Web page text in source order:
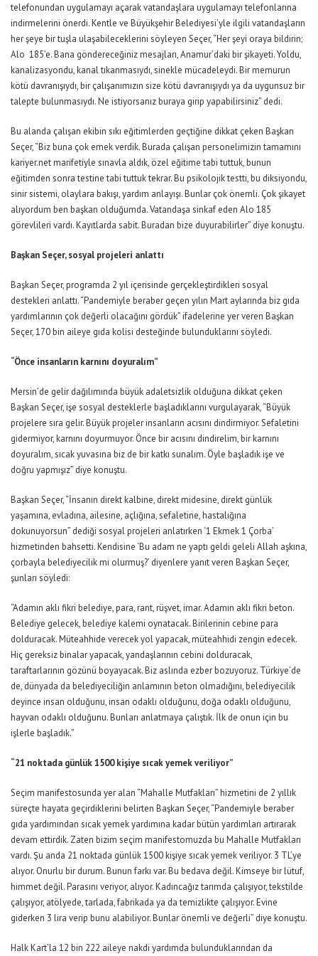
telefonundan uygulamayı açarak vatandaşlara uygulamayı telefonlarına
indirmelerini önerdi. Kentle ve Büyükşehir Belediyesi’yle ilgili vatandaşların
her şeye bir tuşla ulaşabileceklerini söyleyen Seçer, “Her şeyi oraya bildirin;
Alo 185’e. Bana göndereceğiniz mesajları, Anamur’daki bir şikayeti. Yoldu,
kanalizasyondu, kanal tıkanmasıydı, sinekle mücadeleydi. Bir memurun
kötü davranışıydı, bir çalışanımızın size kötü davranışıydı ya da uygunsuz bir
talepte bulunmasıydı. Ne istiyorsanız buraya girip yapabilirsiniz” dedi.
Bu alanda çalışan ekibin sıkı eğitimlerden geçtiğine dikkat çeken Başkan
Seçer, “Biz buna çok emek verdik. Burada çalışan personelimizin tamamını
kariyer.net marifetiyle sınavla aldık, özel eğitime tabi tuttuk, bunun
eğitimden sonra testine tabi tuttuk tekrar. Bu psikolojik testti, bu diksiyondu,
sinir sistemi, olaylara bakışı, yardım anlayışı. Bunlar çok önemli. Çok şikayet
alıyordum ben başkan olduğumda. Vatandaşa sinkaf eden Alo 185
görevlileri vardı. Kayıtlarda sabit. Buradan bize duyurabilirler” diye konuştu.
Başkan Seçer, sosyal projeleri anlattı
Başkan Seçer, programda 2 yıl içerisinde gerçekleştirdikleri sosyal
destekleri anlattı. “Pandemiyle beraber geçen yılın Mart aylarında biz gıda
yardımlarının çok değerli olacağını gördük” ifadelerine yer veren Başkan
Seçer, 170 bin aileye gıda kolisi desteğinde bulunduklarını söyledi.
“Önce insanların karnını doyuralım”
Mersin’de gelir dağılımında büyük adaletsizlik olduğuna dikkat çeken
Başkan Seçer, işe sosyal desteklerle başladıklarını vurgulayarak, “Büyük
projelere sıra gelir. Büyük projeler insanların acısını dindirmiyor. Sefaletini
gidermiyor, karnını doyurmuyor. Önce bir acısını dindirelim, bir karnını
doyuralım, sıcak yuvasına biz de bir katkı sunalım. Öyle başladık işe ve
doğru yapmışız” diye konuştu.
Başkan Seçer, “İnsanın direkt kalbine, direkt midesine, direkt günlük
yaşamına, evladına, ailesine, açlığına, sefaletine, hastalığına
dokunuyorsun” dediği sosyal projeleri anlatırken ‘1 Ekmek 1 Çorba’
hizmetinden bahsetti. Kendisine ‘Bu adam ne yaptı geldi geleli Allah aşkına,
çorbayla belediyecilik mi olurmuş?’ diyenlere yanıt veren Başkan Seçer,
şunları söyledi:
“Adamın aklı fikri belediye, para, rant, rüşvet, imar. Adamın aklı fikri beton.
Belediye gelecek, belediye kalemi oynatacak. Birilerinin cebine para
dolduracak. Müteahhide verecek yol yapacak, müteahhidi zengin edecek.
Hiç gereksiz binalar yapacak, yandaşlarının cebini dolduracak,
taraftarlarının gözünü boyayacak. Biz aslında ezber bozuyoruz. Türkiye’de
de, dünyada da belediyeciliğin anlamının beton olmadığını, belediyecilik
deyince insan olduğunu, insan odaklı olduğunu, doğa odaklı olduğunu,
hayvan odaklı olduğunu. Bunları anlatmaya çalıştık. İlk de onun için bu
işlerle başladık.”
“21 noktada günlük 1500 kişiye sıcak yemek veriliyor”
Seçim manifestosunda yer alan “Mahalle Mutfakları” hizmetini de 2 yıllık
süreçte hayata geçirdiklerini belirten Başkan Seçer, “Pandemiyle beraber
gıda yardımından sıcak yemek yardımına kadar bütün yardımları artırarak
devam ettirdik. Zaten bizim seçim manifestomuzda bu Mahalle Mutfakları
vardı. Şu anda 21 noktada günlük 1500 kişiye sıcak yemek veriliyor. 3 TL’ye
alıyor. Onurlu bir durum. Bunun farkı var. Bu bedava değil. Kimseye bir lütuf,
himmet değil. Parasını veriyor, alıyor. Kadıncağız tarımda çalışıyor, tekstilde
çalışıyor, atölyede, tarlada, fabrikada ya da temizlikte çalışıyor. Evine
giderken 3 lira verip bunu alabiliyor. Bunlar önemli ve değerli” diye konuştu.
Halk Kart’la 12 bin 222 aileye nakdi yardımda bulunduklarından da